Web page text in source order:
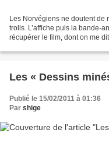
Les Norvégiens ne doutent de
trolls. L’affiche puis la bande-
récupérer le film, dont on me
Les « Dessins
Publié le 15/02/2011 à 01:36
Par shige